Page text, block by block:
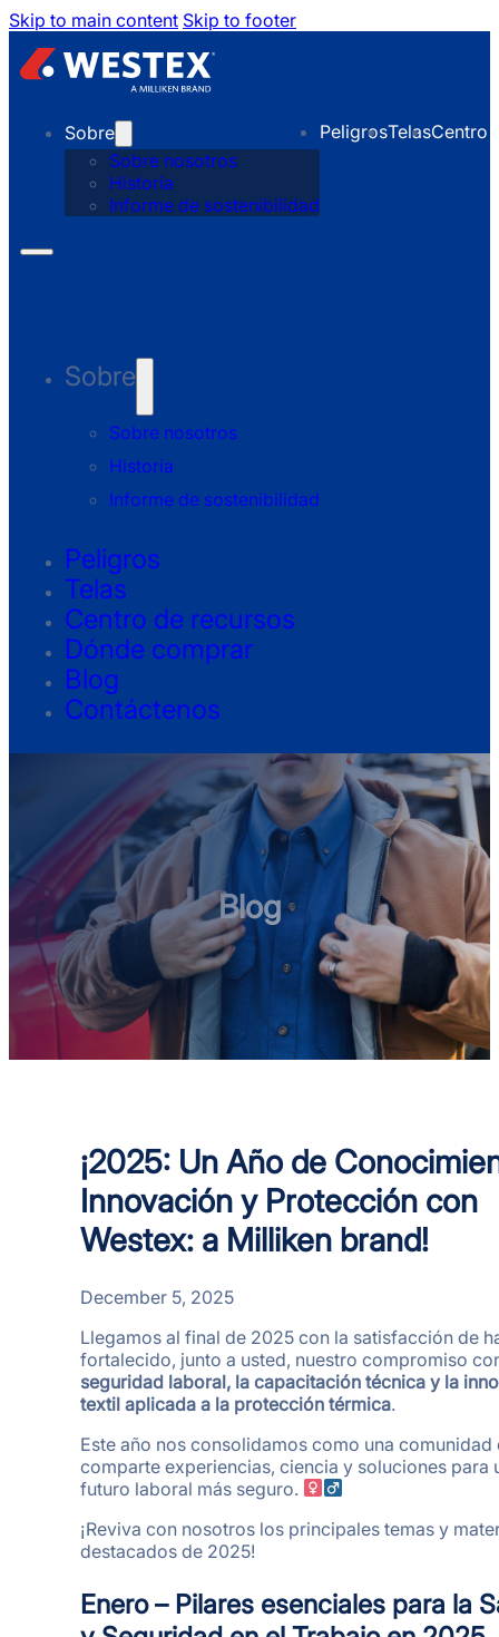
Skip to main content Skip to footer
Sobre
Sobre nosotros
Historia
Informe de sostenibilidad
PeligrosTelasCentro
Sobre
Sobre nosotros
Historia
Informe de sostenibilidad
Peligros
Telas
Centro de recursos
Dónde comprar
Blog
Contáctenos
Blog
¡2025: Un Año de
Innovación y Protección con
Westex: a Milliken brand!
December 5, 2025
Llegamos al final de 2025 con la satisfacción de
fortalecido, junto a usted, nuestro compromiso
seguridad laboral, la capacitación técnica y la
textil aplicada a la protección térmica.
Este año nos consolidamos como una comunidad
comparte experiencias, ciencia y soluciones para
futuro laboral más seguro.
¡Reviva con nosotros los principales temas y
destacados de 2025!
Enero – Pilares esenciales para la